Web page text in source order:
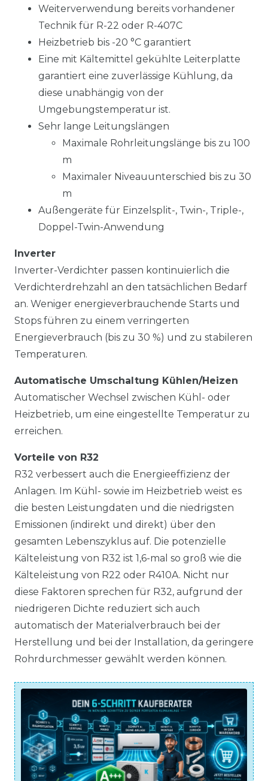
Weiterverwendung bereits vorhandener
Technik für R-22 oder R-407C
Heizbetrieb bis -20 °C garantiert
Eine mit Kältemittel gekühlte Leiterplatte
garantiert eine zuverlässige Kühlung, da
diese unabhängig von der
Umgebungstemperatur ist.
Sehr lange Leitungslängen
Maximale Rohrleitungslänge bis zu 100
m
Maximaler Niveauunterschied bis zu 30
m
Außengeräte für Einzelsplit-, Twin-, Triple-,
Doppel-Twin-Anwendung
Inverter
Inverter-Verdichter passen kontinuierlich die
Verdichterdrehzahl an den tatsächlichen Bedarf
an. Weniger energieverbrauchende Starts und
Stops führen zu einem verringerten
Energieverbrauch (bis zu 30 %) und zu stabileren
Temperaturen.
Automatische Umschaltung Kühlen/Heizen
Automatischer Wechsel zwischen Kühl- oder
Heizbetrieb, um eine eingestellte Temperatur zu
erreichen.
Vorteile von R32
R32 verbessert auch die Energieeffizienz der
Anlagen. Im Kühl- sowie im Heizbetrieb weist es
die besten Leistungdaten und die niedrigsten
Emissionen (indirekt und direkt) über den
gesamten Lebenszyklus auf. Die potenzielle
Kälteleistung von R32 ist 1,6-mal so groß wie die
Kälteleistung von R22 oder R410A. Nicht nur
diese Faktoren sprechen für R32, aufgrund der
niedrigeren Dichte reduziert sich auch
automatisch der Materialverbrauch bei der
Herstellung und bei der Installation, da geringere
Rohrdurchmesser gewählt werden können.